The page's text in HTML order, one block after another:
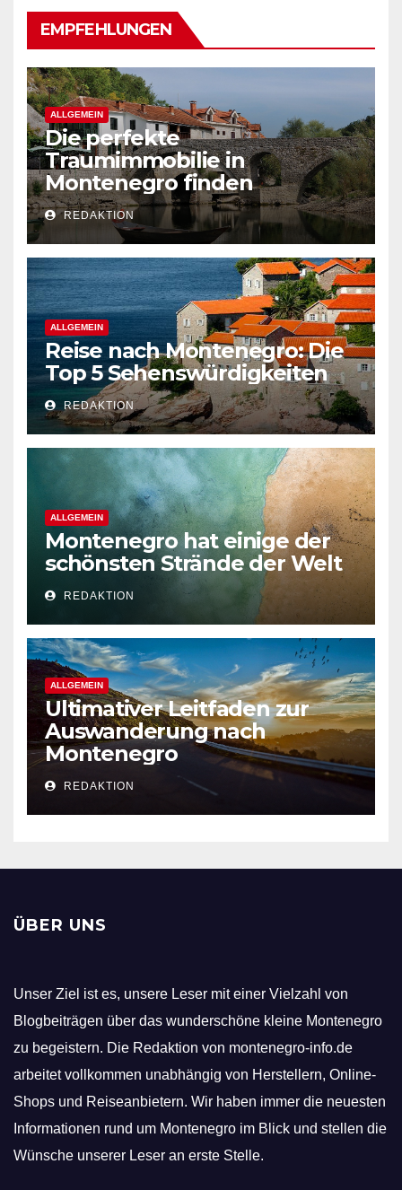
EMPFEHLUNGEN
ALLGEMEIN
Die perfekte
Traumimmobilie in
Montenegro finden
REDAKTION
ALLGEMEIN
Reise nach Montenegro: Die
Top 5 Sehenswürdigkeiten
REDAKTION
ALLGEMEIN
Montenegro hat einige der
schönsten Strände der Welt
REDAKTION
ALLGEMEIN
Ultimativer Leitfaden zur
Auswanderung nach
Montenegro
REDAKTION
ÜBER UNS
Unser Ziel ist es, unsere Leser mit einer Vielzahl von
Blogbeiträgen über das wunderschöne kleine Montenegro
zu begeistern. Die Redaktion von montenegro-info.de
arbeitet vollkommen unabhängig von Herstellern, Online-
Shops und Reiseanbietern. Wir haben immer die neuesten
Informationen rund um Montenegro im Blick und stellen die
Wünsche unserer Leser an erste Stelle.